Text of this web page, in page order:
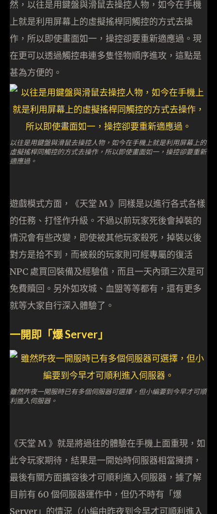
然，以往是用鍵盤與滑鼠去操控人物，如今在手機
上就是利用屏幕上的虛擬搖桿同觸控的方式去操
作，所以即使畫面如一，操控卻要重新適應過。現
在更可以透過觸控串連多隻怪物順序進攻，這點是
甚為方便的。
以往是用鍵盤與滑鼠去操控人物，如今在手機上就是利用屏幕上的
虛擬搖桿同觸控的方式去操作，所以即使畫面如一，操控卻要重新
適應過。
遊戲模式方面，《天堂 M 》同樣是以進行各式各樣
的任務、打怪作升級。不過以前玩家死後會掉裝的
情況會有些改變，即使被其他玩家殺死，掉裝以後
對方是拾不到，而被殺的玩家則可經專屬的復活
NPC 處買回裝備及經驗值，而且一天內頭三次是可
免費贖回。另外如攻城、血盟等等都有，還有更多
就等大家自行深入體驗了。
一開即「爆 Server」
雖然昨夜一開服時已有多個伺服器可選擇，但小編要到今早才可順
利進入伺服器。
《天堂 M 》就是將過往的體驗在手機上面重現，如
此令玩家期待，結果是一開始時伺服器相當擁擠，
最後有關方面擴容後才可順利進入伺服器，據了解
目前有 60 個伺服器運作中，但仍不時有「爆
Server」的情況（小編由昨夜到今早才可順利進入